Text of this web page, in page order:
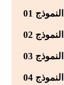
المتوسط
النموذج 01
النموذج 02
النموذج 03
النموذج 04